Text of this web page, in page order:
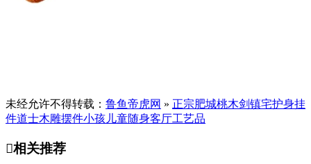
未经允许不得转载： 鲁鱼帝虎网 » 正宗肥城桃木剑镇宅护身挂
件道士木雕摆件小孩儿童随身客厅工艺品
相关推荐